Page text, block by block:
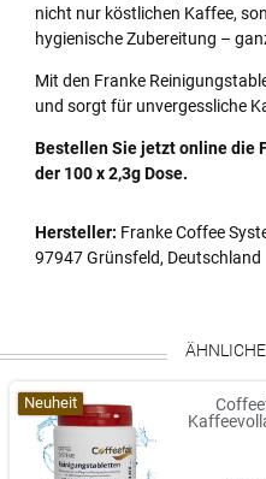
nicht nur köstlichen Kaffee,
hygienische Zubereitung –
Mit den Franke
und sorgt für unvergessliche
Bestellen Sie jetzt online die
der 100 x 2,3g Dose.
Hersteller: Franke Coffee
97947 Grünsfeld, Deutschland
Neuheit